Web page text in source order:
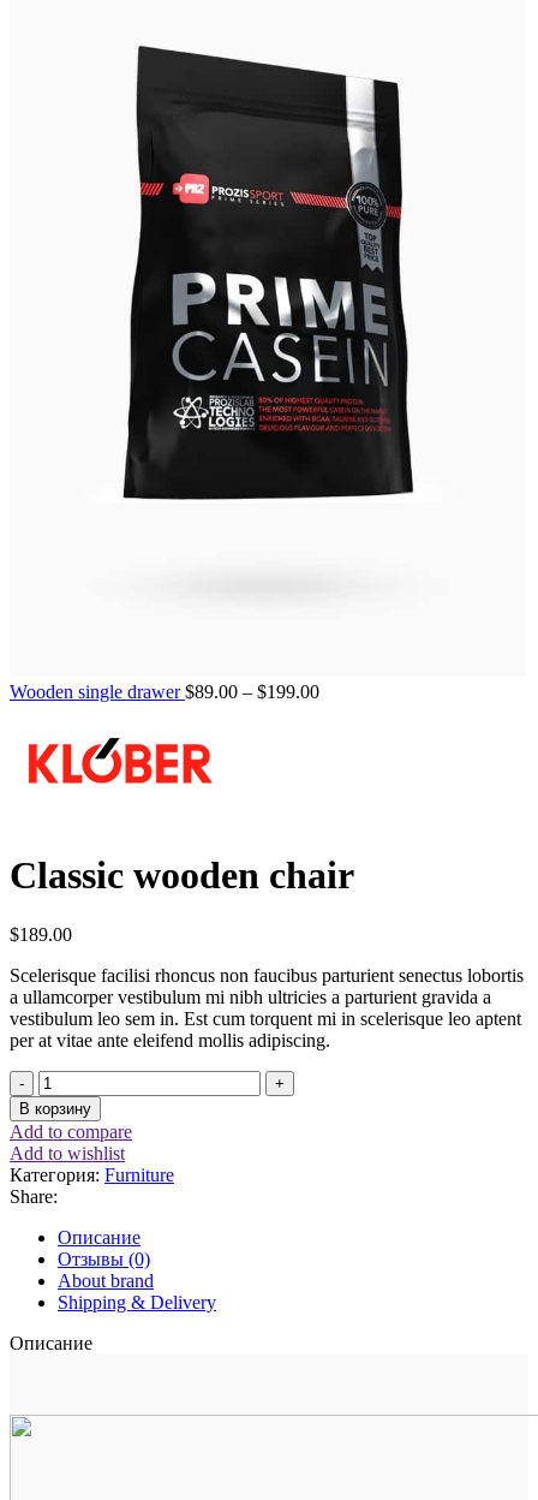
Wooden single drawer$89.00 – $199.00
Classic wooden chair
$189.00
Scelerisque facilisi rhoncus non faucibus parturient senectus lobortis
a ullamcorper vestibulum mi nibh ultricies a parturient gravida a
vestibulum leo sem in. Est cum torquent mi in scelerisque leo aptent
per at vitae ante eleifend mollis adipiscing.
Количество
товара
Classic
wooden
chair
В корзину
Add to compare
Add to wishlist
Категория: Furniture
Share:
Описание
Отзывы (0)
About brand
Shipping & Delivery
Описание